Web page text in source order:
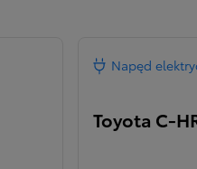
Napęd
Toyota C-